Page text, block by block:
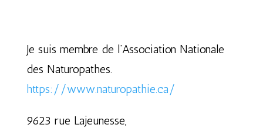
Je suis membre de l’Association Nationale
des Naturopathes.
https://www.naturopathie.ca/
9623 rue Lajeunesse,